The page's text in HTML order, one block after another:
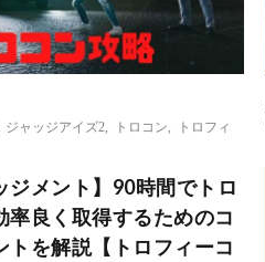
ジャッジアイズ2 トロコン
トロフィ
ジメント】90時間でトロ
率良く取得するためのコ
トを解説【トロフィーコ